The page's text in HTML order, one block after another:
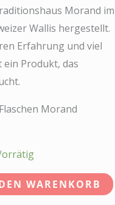
Morand im
Wallis hergestellt.
Erfahrung und viel
Produkt, das
Morand
WARENKORB